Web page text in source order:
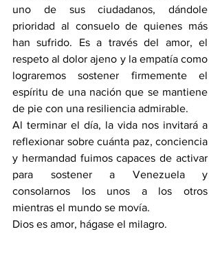
uno de sus ciudadanos, dándole
prioridad al consuelo de quienes más
han sufrido. Es a través del amor, el
respeto al dolor ajeno y la empatía como
lograremos sostener firmemente el
espíritu de una nación que se mantiene
de pie con una resiliencia admirable.
Al terminar el día, la vida nos invitará a
reflexionar sobre cuánta paz, conciencia
y hermandad fuimos capaces de activar
para sostener a Venezuela y
consolarnos los unos a los otros
mientras el mundo se movía.
Dios es amor, hágase el milagro.